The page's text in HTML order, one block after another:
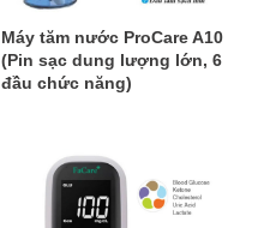
Máy tăm nước ProCare A10
(Pin sạc dung lượng lớn, 6
đầu chức năng)